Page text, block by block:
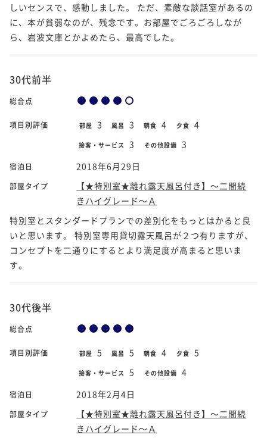
しいセンスで、感動しました。 ただ、素敵な談話室があるの
に、本が貧弱なのが、残念です。お部屋でごろごろしなが
ら、岩波文庫とかよめたら、最高でした。
30代前半
総合点
項目別評価 部屋 3 風呂 3 朝食 4 夕食 4
接客・サービス 3 その他設備 3
宿泊日 2018年6月29日
部屋タイプ
【★特別室★離れ露天風呂付き】～二間続
きハイグレード～Ａ
特別室とスタンダードプランでの差別化をもっとはかると良
いと思います。 特別室専用貸切露天風呂が２つ有りますが、
コンセプトを二通りにするとより満足度が高まると思いま
す。
30代後半
総合点
項目別評価 部屋 5 風呂 5 朝食 4 夕食 5
接客・サービス 5 その他設備 4
宿泊日 2018年2月4日
部屋タイプ
【★特別室★離れ露天風呂付き】～二間続
きハイグレード～Ａ